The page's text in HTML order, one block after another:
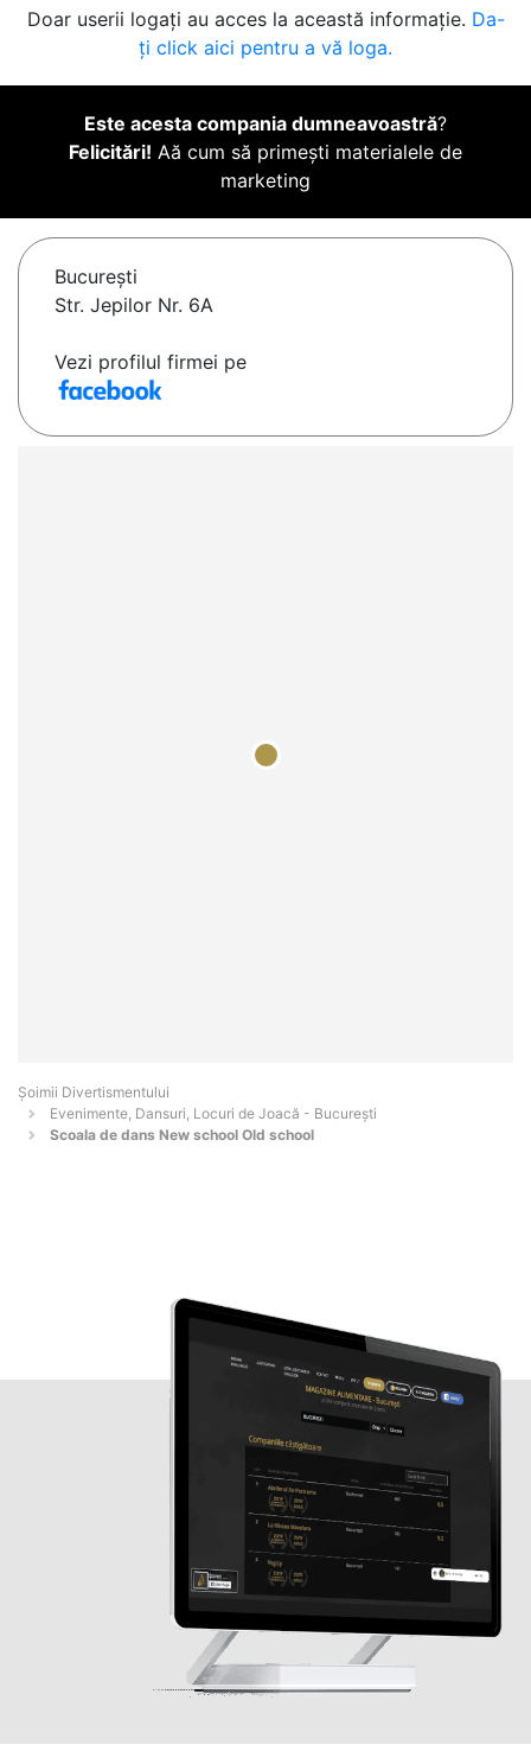
Doar userii logați au acces la această informație. Da-
ți click aici pentru a vă loga.
Este acesta compania dumneavoastră?
Felicitări! Aă cum să primești materialele de
marketing
Bucureşti
Str. Jepilor Nr. 6A
Vezi profilul firmei pe
Şoimii Divertismentului
Evenimente, Dansuri, Locuri de Joacă - Bucureşti
Scoala de dans New school Old school